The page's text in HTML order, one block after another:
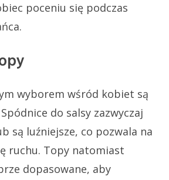
poceniu się podczas
wyborem wśród kobiet są
do salsy zazwyczaj
są luźniejsze, co pozwala na
ruchu. Topy natomiast
dopasowane, aby